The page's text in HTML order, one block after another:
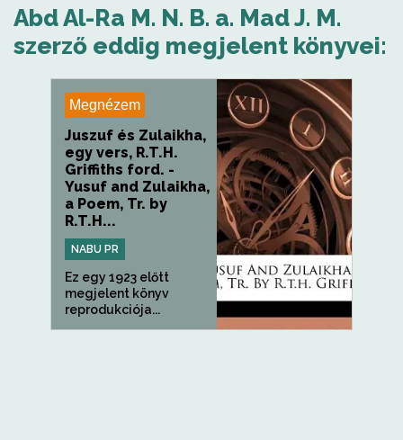
Abd Al-Ra M. N. B. a. Mad J. M.
szerző eddig megjelent könyvei:
Megnézem
Juszuf és Zulaikha,
egy vers, R.T.H.
Griffiths ford. -
Yusuf and Zulaikha,
a Poem, Tr. by
R.T.H...
NABU PR
Ez egy 1923 előtt
megjelent könyv
reprodukciója...